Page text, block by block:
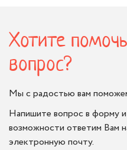
Хотите
вопрос?
Мы с радостью вам
Напишите вопрос в форму
возможности ответим Вам
электронную почту.